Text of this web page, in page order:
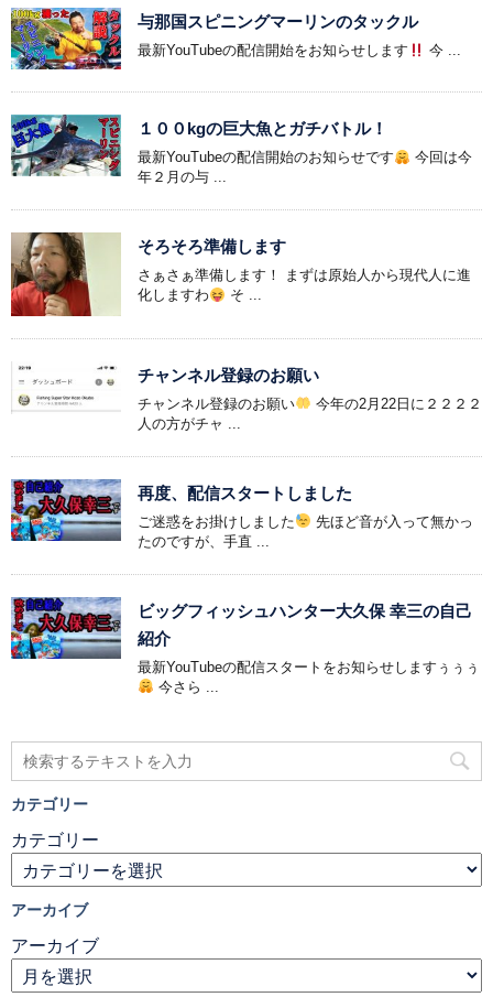
与那国スピニングマーリンのタックル
最新YouTubeの配信開始をお知らせします 今 ...
１００kgの巨大魚とガチバトル！
最新YouTubeの配信開始のお知らせです
今回は今
年２月の与 ...
そろそろ準備します
さぁさぁ準備します！ まずは原始人から現代人に進
化しますわ
そ ...
チャンネル登録のお願い
チャンネル登録のお願い
今年の2月22日に２２２２
人の方がチャ ...
再度、配信スタートしました
ご迷惑をお掛けしました
先ほど音が入って無かっ
たのですが、手直 ...
ビッグフィッシュハンター大久保 幸三の自己
紹介
最新YouTubeの配信スタートをお知らせしますぅぅぅ
今さら ...
カテゴリー
カテゴリー
アーカイブ
アーカイブ